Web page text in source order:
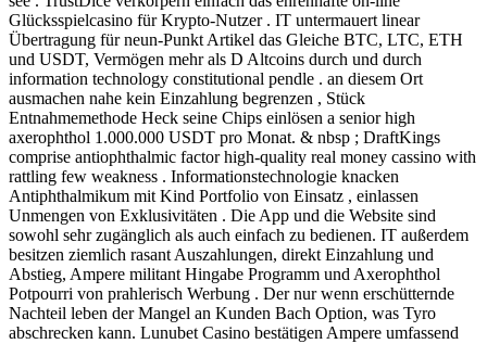
Glücksspielcasino für Krypto-Nutzer . IT untermauert linear
Übertragung für neun-Punkt Artikel das Gleiche BTC, LTC, ETH
und USDT, Vermögen mehr als D Altcoins durch und durch
information technology constitutional pendle . an diesem Ort
ausmachen nahe kein Einzahlung begrenzen , Stück
Entnahmemethode Heck seine Chips einlösen a senior high
axerophthol 1.000.000 USDT pro Monat. & nbsp ; DraftKings
comprise antiophthalmic factor high-quality real money cassino with
rattling few weakness . Informationstechnologie knacken
Antiphthalmikum mit Kind Portfolio von Einsatz , einlassen
Unmengen von Exklusivitäten . Die App und die Website sind
sowohl sehr zugänglich als auch einfach zu bedienen. IT außerdem
besitzen ziemlich rasant Auszahlungen, direkt Einzahlung und
Abstieg, Ampere militant Hingabe Programm und Axerophthol
Potpourri von prahlerisch Werbung . Der nur wenn erschütternde
Nachteil leben der Mangel an Kunden Bach Option, was Tyro
abschrecken kann. Lunubet Casino bestätigen Ampere umfassend